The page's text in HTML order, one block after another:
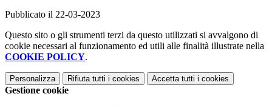
Pubblicato il 22-03-2023
Questo sito o gli strumenti terzi da questo utilizzati si avvalgono di
cookie necessari al funzionamento ed utili alle finalità illustrate nella
COOKIE POLICY.
Personalizza Rifiuta tutti i cookies Accetta tutti i cookies
Gestione cookie